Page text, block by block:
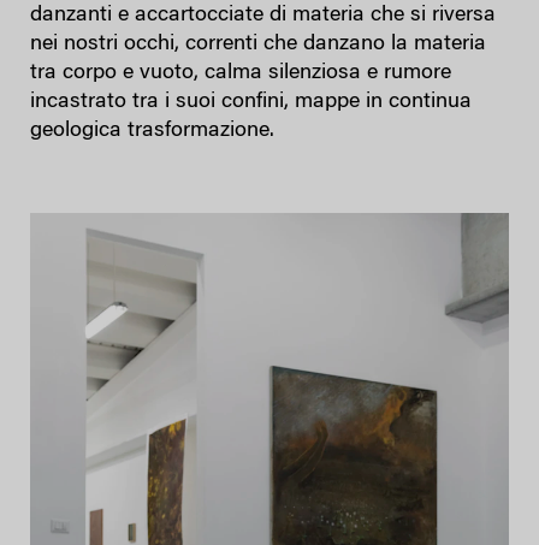
danzanti e accartocciate di materia che si riversa
nei nostri occhi, correnti che danzano la materia
tra corpo e vuoto, calma silenziosa e rumore
incastrato tra i suoi confini, mappe in continua
geologica trasformazione.